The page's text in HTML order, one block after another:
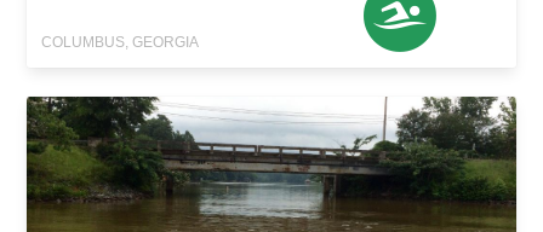
COLUMBUS, GEORGIA